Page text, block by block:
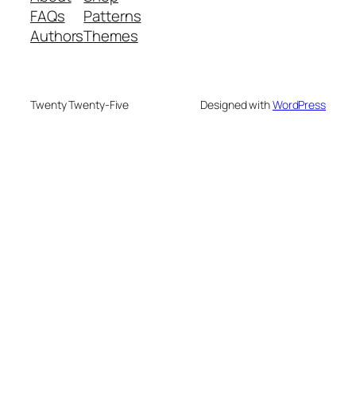
FAQs
Authors
Patterns
Themes
Twenty Twenty-Five Designed withWordPress